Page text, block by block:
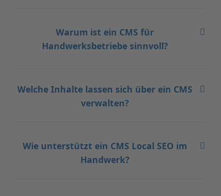
Warum ist ein CMS für
Handwerksbetriebe sinnvoll?
Welche Inhalte lassen sich über ein CMS
verwalten?
Wie unterstützt ein CMS Local SEO im
Handwerk?